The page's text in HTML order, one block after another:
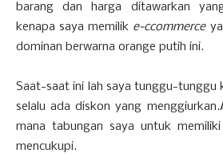
barang dan harga ditawarkan
kenapa saya memilik e-ccommerce
dominan berwarna orange putih ini.
Saat-saat ini lah saya tunggu-tunggu
selalu ada diskon yang
mana tabungan saya untuk
mencukupi.